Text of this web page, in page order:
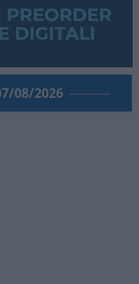
08/2026